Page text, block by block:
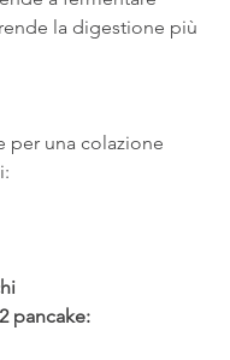
la digestione più
per una colazione
pancake: